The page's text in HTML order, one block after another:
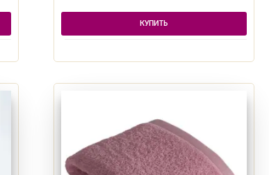
КУПИТЬ